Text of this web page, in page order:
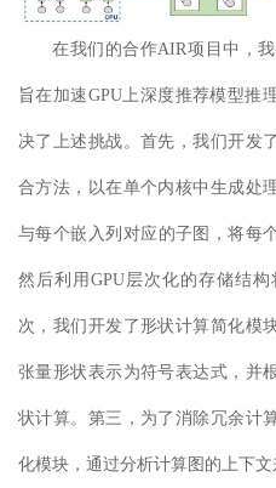
在我们的合作AIR项目中，
旨在加速GPU上深度推荐模型推
决了上述挑战。首先，我们开发
合方法，以在单个内核中生成处
与每个嵌入列对应的子图，将每
然后利用GPU层次化的存储结构
次，我们开发了形状计算简化模
张量形状表示为符号表达式 ，并
状计算。第三，为了消除冗余计
化模块，通过分析计算图 的上下文